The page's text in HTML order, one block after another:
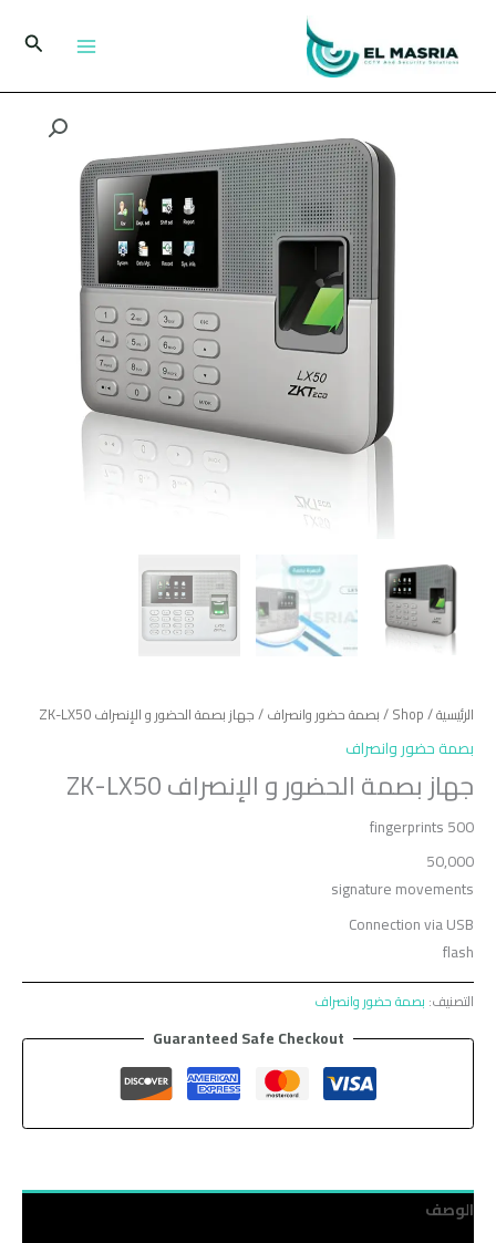
المحتوى
البحث
الرئيسية/
Shop
/بصمة حضور وانصراف/ جهاز بصمة الحضور و الإنصراف ZK-LX50
بصمة حضور وانصراف
جهاز بصمة الحضور و الإنصراف ZK-LX50
500 fingerprints
50,000
signature movements
Connection via USB
flash
التصنيف: بصمة حضور وانصراف
Guaranteed Safe Checkout
الوصف